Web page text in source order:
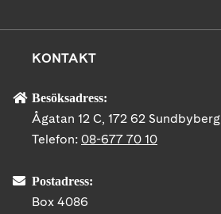
KONTAKT
Besöksadress:
Ågatan 12 C, 172 62 Sundbyberg
Telefon: 08-677 70 10
Postadress:
Box 4086